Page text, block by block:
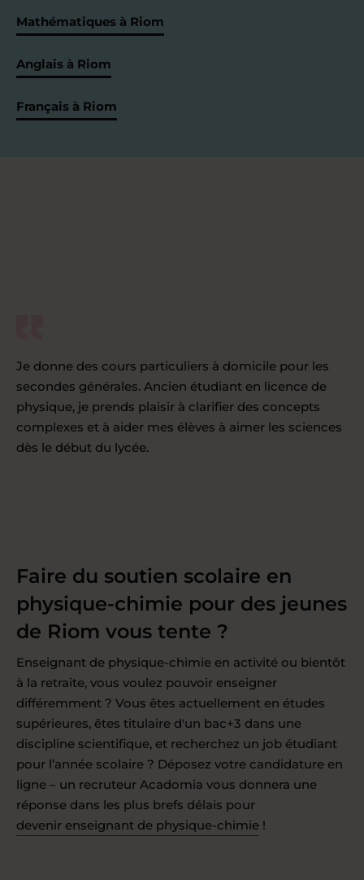
Mathématiques à Riom
Anglais à Riom
Français à Riom
Je donne des cours particuliers à domicile pour les
secondes générales. Ancien étudiant en licence de
physique, je prends plaisir à clarifier des concepts
complexes et à aider mes élèves à aimer les sciences
dès le début du lycée.
Faire du soutien scolaire en
physique-chimie pour des jeunes
de Riom vous tente ?
Enseignant de physique-chimie en activité ou bientôt
à la retraite, vous voulez pouvoir enseigner
différemment ? Vous êtes actuellement en études
supérieures, êtes titulaire d'un bac+3 dans une
discipline scientifique, et recherchez un job étudiant
pour l’année scolaire ? Déposez votre candidature en
ligne – un recruteur Acadomia vous donnera une
réponse dans les plus brefs délais pour
devenir enseignant de physique-chimie !